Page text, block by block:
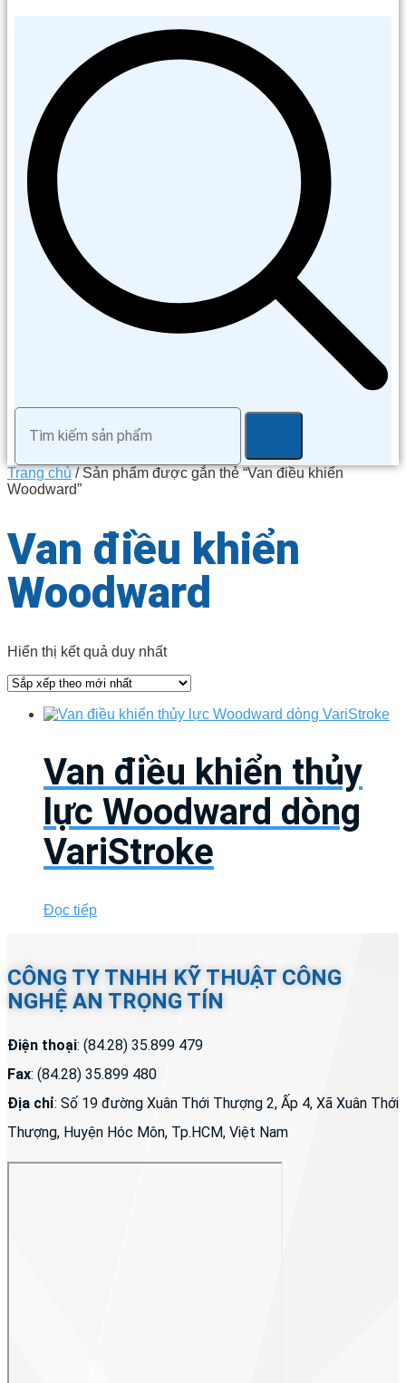
Trang chủ/ Sản phẩm được gắn thẻ “Van điều khiển
Woodward”
Van điều khiển
Woodward
Hiển thị kết quả duy nhất
Van điều khiển thủy
lực Woodward dòng
VariStroke
Đọc tiếp
CÔNG TY TNHH KỸ THUẬT CÔNG
NGHỆ AN TRỌNG TÍN
Điện thoại: (84.28) 35.899 479
Fax: (84.28) 35.899 480
Địa chỉ: Số 19 đường Xuân Thới Thượng 2, Ấp 4, Xã Xuân Thới
Thượng, Huyện Hóc Môn, Tp.HCM, Việt Nam